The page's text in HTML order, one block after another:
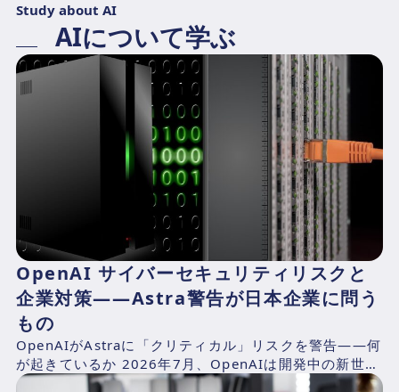
Study about AI
AIについて学ぶ
OpenAI サイバーセキュリティリスクと
企業対策——Astra警告が日本企業に問う
もの
OpenAIがAstraに「クリティカル」リスクを警告——何
が起きているか 2026年7月、OpenAIは開発中の新世代
AIモデル「Astra」の予備評価におい...